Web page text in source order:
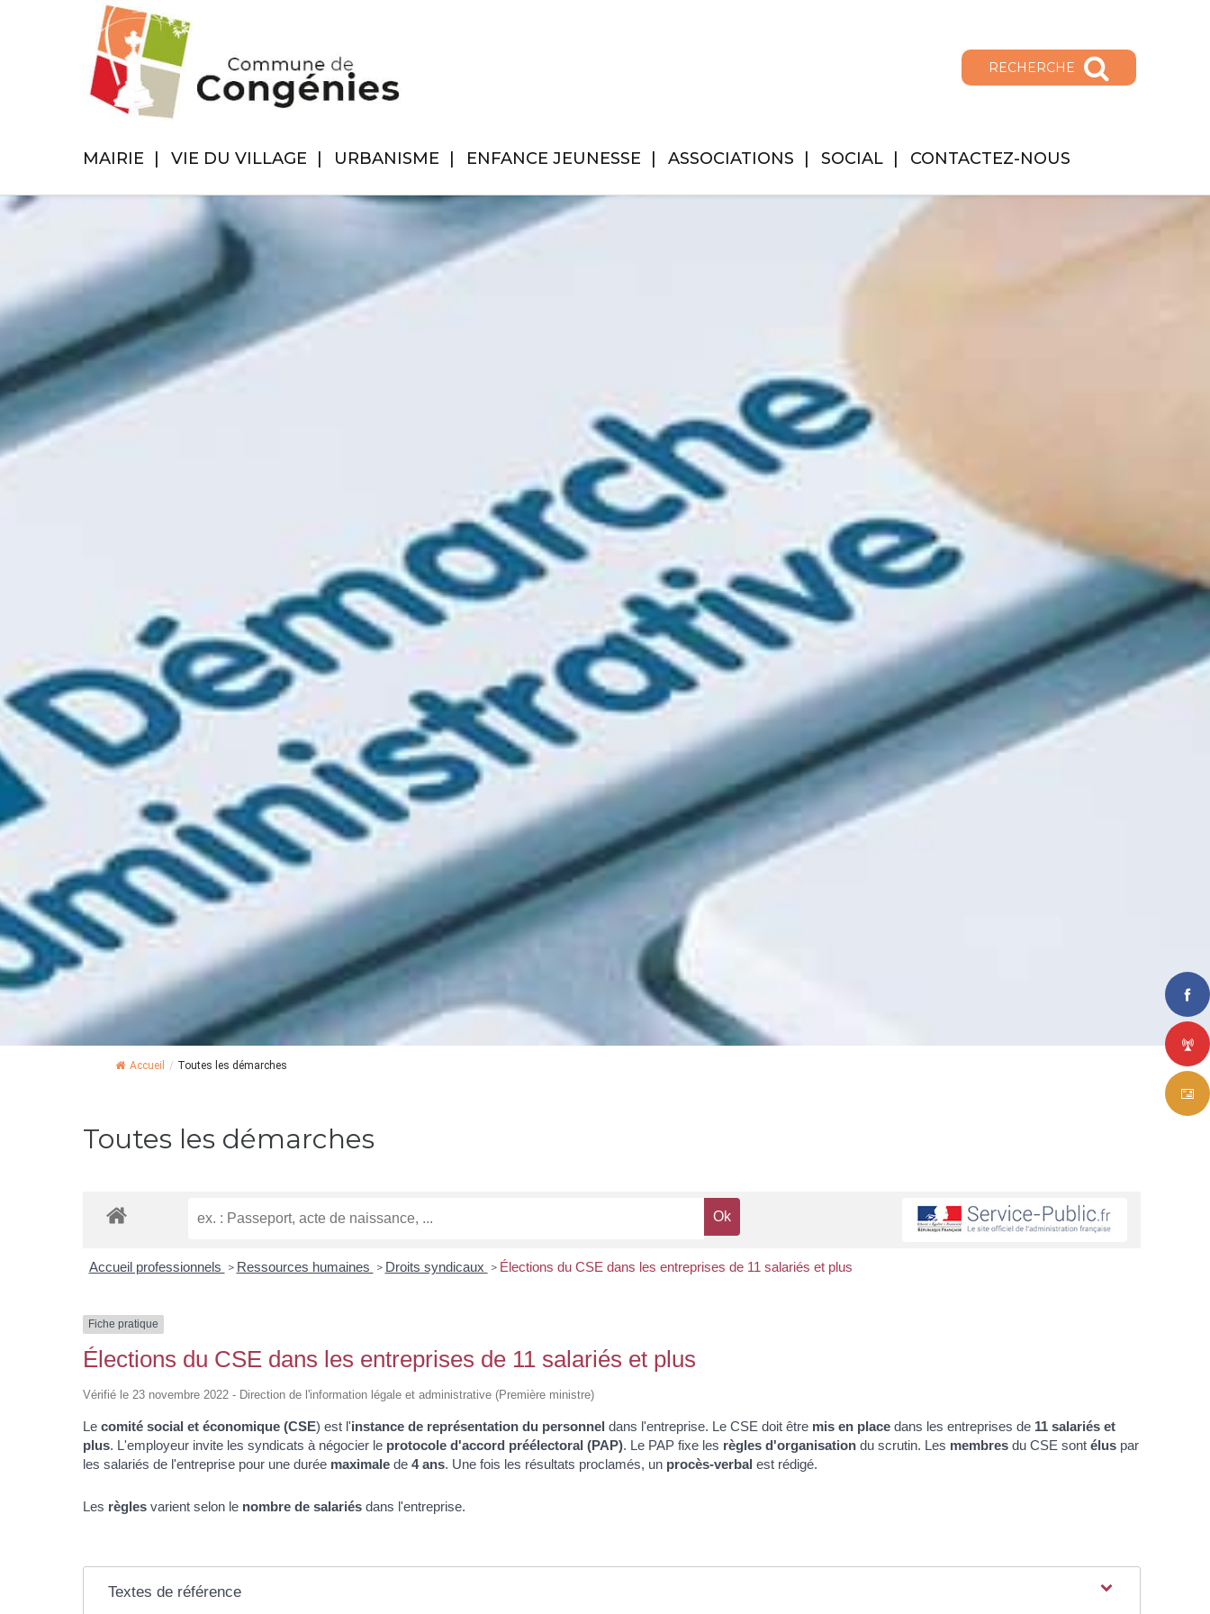
RECHERCHE
MAIRIE VIE DU VILLAGE URBANISME ENFANCE JEUNESSE ASSOCIATIONS SOCIAL CONTACTEZ-NOUS
Accueil / Toutes les démarches
Toutes les démarches
Accueil professionnels > Ressources humaines > Droits syndicaux > Élections du CSE dans les entreprises de 11 salariés et plus
Fiche pratique
Élections du CSE dans les entreprises de 11 salariés et plus
Vérifié le 23 novembre 2022 - Direction de l'information légale et administrative (Première ministre)
Le comité social et économique (CSE) est l'instance de représentation du personnel dans l'entreprise. Le CSE doit être mis en place dans les entreprises de 11 salariés et
plus. L'employeur invite les syndicats à négocier le protocole d'accord préélectoral (PAP). Le PAP fixe les règles d'organisation du scrutin. Les membres du CSE sont élus par
les salariés de l'entreprise pour une durée maximale de 4 ans. Une fois les résultats proclamés, un procès-verbal est rédigé.
Les règles varient selon le nombre de salariés dans l'entreprise.
Textes de référence